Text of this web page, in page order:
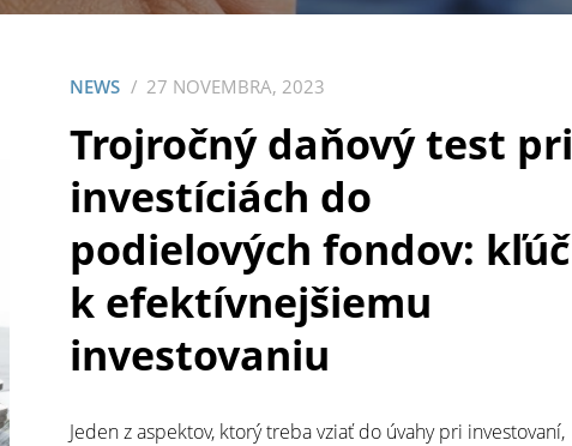
NEWS 27 NOVEMBRA, 2023
Trojročný daňový test pri
investíciách do
podielových fondov: kľúč
k efektívnejšiemu
investovaniu
Jeden z aspektov, ktorý treba vziať do úvahy pri investovaní,